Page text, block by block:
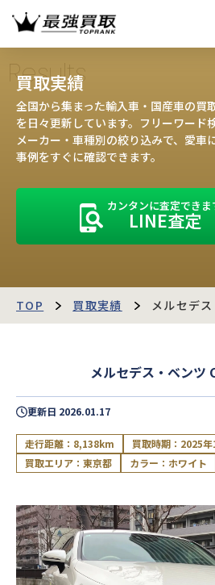
選ばれる理由
高価買取の仕組み
売却の流れ
お客様の声
運営会社
最
Results
買取実績
全国から集まった輸入車・国産車の買
を日々更新しています。フリーワード
メーカー・車種別の絞り込みで、愛車
事例をすぐに確認できます。
カンタンに査定できま
LINE査定
TOP 買取実績 メルセデ
メルセデス・ベンツ
更新日 2026.01.17
走行距離：8,138km
買取時期：2025年
買取エリア：東京都
カラー：ホワイト